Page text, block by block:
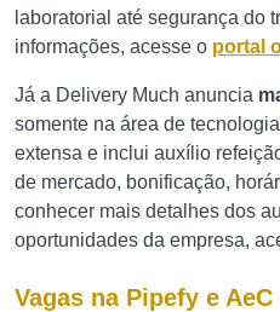
laboratorial até segurança do
informações, acesse o portal
Já a Delivery Much anuncia
somente na área de
extensa e inclui auxílio
de mercado, bonificação,
conhecer mais detalhes dos
oportunidades da empresa,
Vagas na Pipefy e AeC